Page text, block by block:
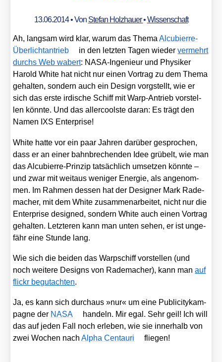
13.06.2014• Von Stefan Holzhauer•Wissenschaft
Ah, lang­sam wird klar, war­um das The­maAlcu­bierre-
Über­licht­an­trieb
in den letz­ten Tagen wie­derver­mehrt
durchs Web wabert: NASA-Inge­nieur und Phy­si­ker
Harold White hat nicht nur einen Vor­trag zu dem The­ma
gehal­ten, son­dern auch ein Design vorg­stellt, wie er
sich das ers­te irdi­sche Schiff mit Warp-Antrieb vor­stel­
len könn­te. Und das aller­cools­te dar­an: Es trägt den
Namen IXS Enter­pri­se!
White hat­te vor ein paar Jah­ren dar­über gespro­chen,
dass er an einer bahn­bre­chen­den Idee grü­belt, wie man
das Alcu­bierre-Prin­zip tat­säch­lich umset­zen könn­te –
und zwar mit weit­aus weni­ger Ener­gie, als ange­nom­
men. Im Rah­men des­sen hat der Desi­gner Mark Rade­
ma­cher, mit dem White zusam­men­ar­bei­tet, nicht nur die
Enter­pri­se desi­gned, son­dern White auch einen Vor­trag
gehal­ten. Letz­te­ren kann man unten sehen, er ist unge­
fähr eine Stun­de lang.
Wie sich die bei­den das Warp­schiff vor­stel­len (und
noch wei­te­re Designs von Rade­ma­cher), kann manauf
flickr begut­ach­ten.
Ja, es kann sich durch­aus »nur« um eine Publi­ci­ty­kam­
pa­gne der NASA
han­deln. Mir egal. Sehr geil! Ich will
das auf jeden Fall noch erle­ben, wie sie inner­halb von
zwei Wochen nachAlpha Cen­tau­ri flie­gen!